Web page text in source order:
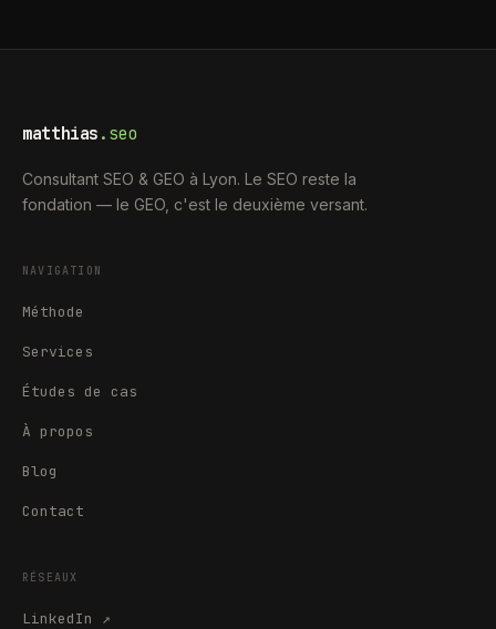
matthias .seo
Consultant SEO & GEO à Lyon. Le SEO reste la
fondation — le GEO, c'est le deuxième versant.
NAVIGATION
Méthode
Services
Études de cas
À propos
Blog
Contact
RÉSEAUX
LinkedIn ↗